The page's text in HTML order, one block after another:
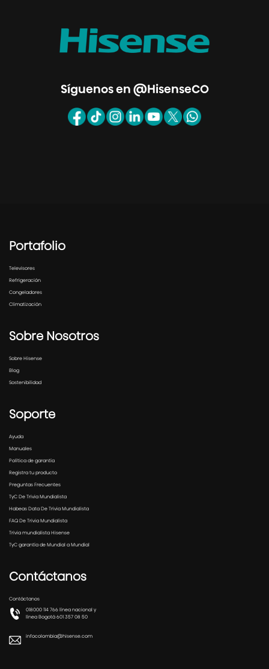
Síguenos en @HisenseCO
Portafolio
Televisores
Refrigeración
Congeladores
Climatización
Sobre Nosotros
Sobre Hisense
Blog
Sostenibilidad
Soporte
Ayuda
Manuales
Política de garantía
Registra tu producto
Preguntas Frecuentes
TyC De Trivia Mundialista
Habeas Data De Trivia Mundialista
FAQ De Trivia Mundialista
Trivia mundialista Hisense
TyC garantía de Mundial a Mundial
Contáctanos
Contáctanos
018000 114 766 línea nacional y
línea Bogotá 601 357 08 50
infocolombia@hisense.com